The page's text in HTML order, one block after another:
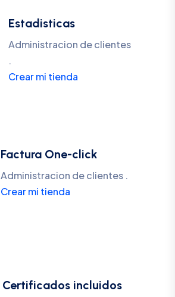
Estadisticas
Administracion de clientes
.
Crear mi tienda
Factura One-click
Administracion de clientes .
Crear mi tienda
Certificados incluidos